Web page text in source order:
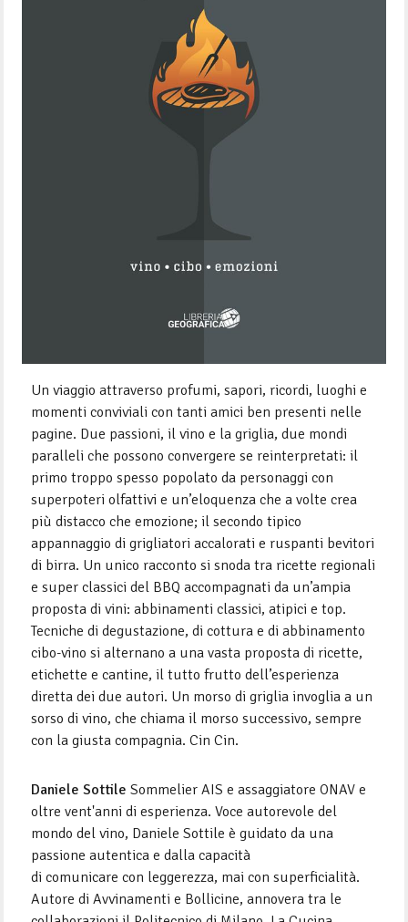
Un viaggio attraverso profumi, sapori, ricordi, luoghi e
momenti conviviali con tanti amici ben presenti nelle
pagine. Due passioni, il vino e la griglia, due mondi
paralleli che possono convergere se reinterpretati: il
primo troppo spesso popolato da personaggi con
superpoteri olfattivi e un’eloquenza che a volte crea
più distacco che emozione; il secondo tipico
appannaggio di grigliatori accalorati e ruspanti bevitori
di birra. Un unico racconto si snoda tra ricette regionali
e super classici del BBQ accompagnati da un’ampia
proposta di vini: abbinamenti classici, atipici e top.
Tecniche di degustazione, di cottura e di abbinamento
cibo-vino si alternano a una vasta proposta di ricette,
etichette e cantine, il tutto frutto dell’esperienza
diretta dei due autori. Un morso di griglia invoglia a un
sorso di vino, che chiama il morso successivo, sempre
con la giusta compagnia. Cin Cin.
Daniele SottileSommelier AIS e assaggiatore ONAV e
oltre vent'anni di esperienza. Voce autorevole del
mondo del vino, Daniele Sottile è guidato da una
passione autentica e dalla capacità
di comunicare con leggerezza, mai con superficialità.
Autore di Avvinamenti e Bollicine, annovera tra le